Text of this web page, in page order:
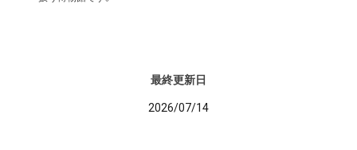
最終更新日
2026/07/14